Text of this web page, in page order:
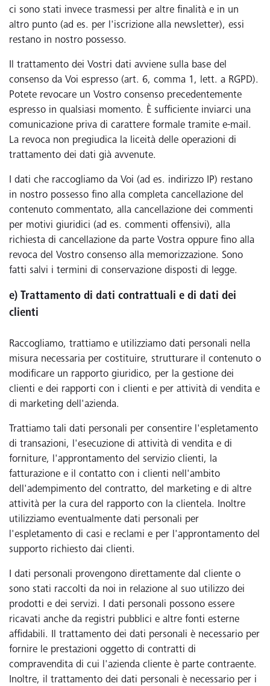
ci sono stati invece trasmessi per altre finalità e in un
altro punto (ad es. per l'iscrizione alla newsletter), essi
restano in nostro possesso.
Il trattamento dei Vostri dati avviene sulla base del
consenso da Voi espresso (art. 6, comma 1, lett. a RGPD).
Potete revocare un Vostro consenso precedentemente
espresso in qualsiasi momento. È sufficiente inviarci una
comunicazione priva di carattere formale tramite e-mail.
La revoca non pregiudica la liceità delle operazioni di
trattamento dei dati già avvenute.
I dati che raccogliamo da Voi (ad es. indirizzo IP) restano
in nostro possesso fino alla completa cancellazione del
contenuto commentato, alla cancellazione dei commenti
per motivi giuridici (ad es. commenti offensivi), alla
richiesta di cancellazione da parte Vostra oppure fino alla
revoca del Vostro consenso alla memorizzazione. Sono
fatti salvi i termini di conservazione disposti di legge.
e) Trattamento di dati contrattuali e di dati dei
clienti
Raccogliamo, trattiamo e utilizziamo dati personali nella
misura necessaria per costituire, strutturare il contenuto o
modificare un rapporto giuridico, per la gestione dei
clienti e dei rapporti con i clienti e per attività di vendita e
di marketing dell'azienda.
Trattiamo tali dati personali per consentire l'espletamento
di transazioni, l'esecuzione di attività di vendita e di
forniture, l'approntamento del servizio clienti, la
fatturazione e il contatto con i clienti nell'ambito
dell'adempimento del contratto, del marketing e di altre
attività per la cura del rapporto con la clientela. Inoltre
utilizziamo eventualmente dati personali per
l'espletamento di casi e reclami e per l'approntamento del
supporto richiesto dai clienti.
I dati personali provengono direttamente dal cliente o
sono stati raccolti da noi in relazione al suo utilizzo dei
prodotti e dei servizi. I dati personali possono essere
ricavati anche da registri pubblici e altre fonti esterne
affidabili. Il trattamento dei dati personali è necessario per
fornire le prestazioni oggetto di contratti di
compravendita di cui l'azienda cliente è parte contraente.
Inoltre, il trattamento dei dati personali è necessario per i